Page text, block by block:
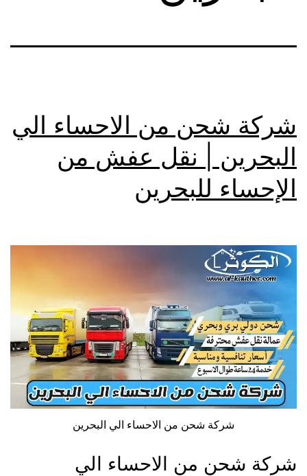
شركة شحن من الاحساء الي
البحرين | نقل عفش من
الإحساء للبحرين
شركة شحن من الاحساء الي البحرين
شركة شحن من الاحساء الي